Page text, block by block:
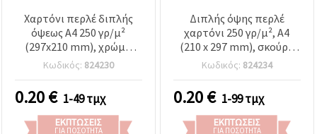
Χαρτόνι περλέ διπλής
όψεως A4 250 γρ/μ²
(297x210 mm), χρώμα
χαλκού - 1 τεμ.
Κωδικός: 824230
0.20€ 1-49 τμχ
ΕΚΠΤΏΣΕΙΣ
ΓΙΑ ΠΟΣΌΤΗΤΑ
Διπλής όψης περλέ
χαρτόνι 250 γρ/μ², A4
(210 x 297 mm), σκούρο
μπλε - 1 τεμ.
Κωδικός: 824234
0.20€ 1-99 τμχ
ΕΚΠΤΏΣΕΙΣ
ΓΙΑ ΠΟΣΌΤΗΤΑ